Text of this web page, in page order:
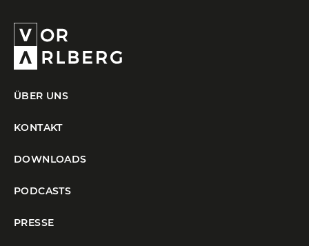
ÜBER UNS
KONTAKT
DOWNLOADS
PODCASTS
PRESSE